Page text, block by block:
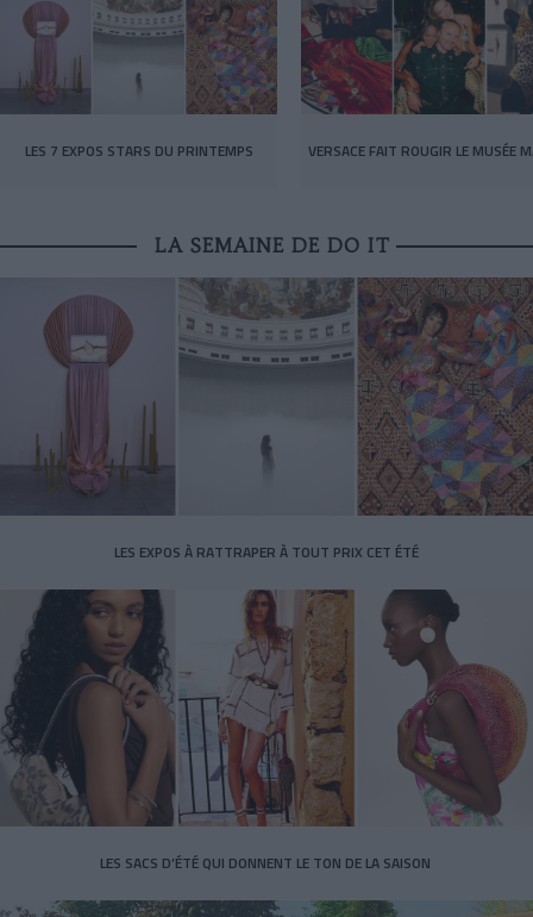
LES 7 EXPOS STARS DU PRINTEMPS VERSACE FAIT ROUGIR LE MUSÉE
LA SEMAINE DE DO IT
LES EXPOS À RATTRAPER À TOUT PRIX CET ÉTÉ
LES SACS D’ÉTÉ QUI DONNENT LE TON DE LA SAISON